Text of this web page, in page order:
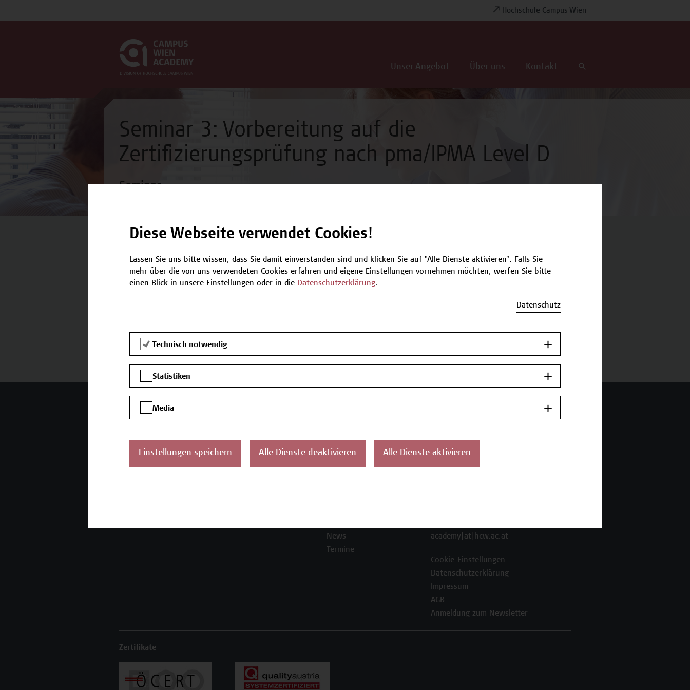
Hochschule Campus Wien
Unser Angebot Über uns Kontakt
Seminar 3: Vorbereitung auf die
Zertifizierungsprüfung nach pma/IPMA Level D
Seminar
Termine und Anmeldung
Beschreibung
Termine und Anmeldung
Mehr Infos gewünscht?
Unser Angebot
Über uns
News
Termine
Kontakt
Campus Wien Academy
academy[at]hcw.ac.at
Cookie-Einstellungen
Datenschutzerklärung
Impressum
AGB
Anmeldung zum Newsletter
Zertifikate
Diese Webseite verwendet Cookies!
Lassen Sie uns bitte wissen, dass Sie damit einverstanden sind und klicken Sie auf "Alle Dienste aktivieren". Falls Sie
mehr über die von uns verwendeten Cookies erfahren und eigene Einstellungen vornehmen möchten, werfen Sie bitte
einen Blick in unsere Einstellungen oder in die Datenschutzerklärung.
Datenschutz
Technisch notwendig
Statistiken
Media
Einstellungen speichern Alle Dienste deaktivieren Alle Dienste aktivieren